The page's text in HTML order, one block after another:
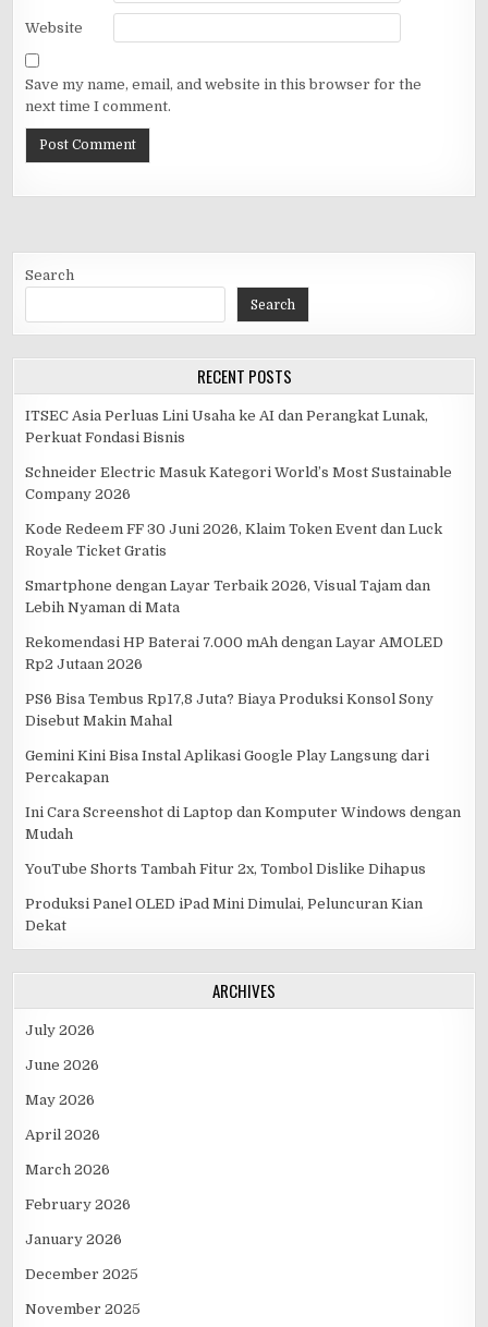
Website
Save my name, email, and website in this browser for the
next time I comment.
Search
Search
RECENT POSTS
ITSEC Asia Perluas Lini Usaha ke AI dan Perangkat Lunak,
Perkuat Fondasi Bisnis
Schneider Electric Masuk Kategori World’s Most Sustainable
Company 2026
Kode Redeem FF 30 Juni 2026, Klaim Token Event dan Luck
Royale Ticket Gratis
Smartphone dengan Layar Terbaik 2026, Visual Tajam dan
Lebih Nyaman di Mata
Rekomendasi HP Baterai 7.000 mAh dengan Layar AMOLED
Rp2 Jutaan 2026
PS6 Bisa Tembus Rp17,8 Juta? Biaya Produksi Konsol Sony
Disebut Makin Mahal
Gemini Kini Bisa Instal Aplikasi Google Play Langsung dari
Percakapan
Ini Cara Screenshot di Laptop dan Komputer Windows dengan
Mudah
YouTube Shorts Tambah Fitur 2x, Tombol Dislike Dihapus
Produksi Panel OLED iPad Mini Dimulai, Peluncuran Kian
Dekat
ARCHIVES
July 2026
June 2026
May 2026
April 2026
March 2026
February 2026
January 2026
December 2025
November 2025